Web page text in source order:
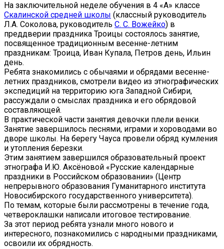
На заключительной неделе обучения в 4 «А» классе
Скалинской средней школы (классный руководитель
Л.А. Соколова, руководитель С. С. Вожейко) в
преддверии праздника Троицы состоялось занятие,
посвященное традиционным весенне-летним
праздникам: Троица, Иван Купала, Петров день, Ильин
день.
Ребята знакомились с обычаями и обрядами весенне-
летних праздников, смотрели видео из этнографических
экспедиций на территорию юга Западной Сибири,
рассуждали о смыслах праздника и его обрядовой
составляющей.
В практической части занятия девочки плели венки.
Занятие завершилось песнями, играми и хороводами во
дворе школы. На берегу Чауса провели обряд кумления
и утопления березки.
Этим занятием завершился образовательный проект
этнографа И.Ю. Аксёновой «Русские календарные
праздники в Российском образовании» (Центр
непрерывного образования Гуманитарного института
Новосибирского государственного университета).
По темам, которые были рассмотрены в течение года,
четвероклашки написали итоговое тестирование.
За этот период ребята узнали много нового и
интересного, познакомились с народными праздниками,
освоили их обрядность.